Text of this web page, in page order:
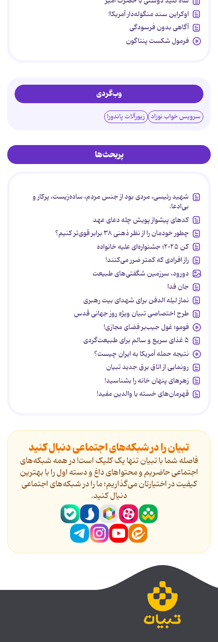
اوکراین سند منگوله‌دار آمریکا!
آگاهی بدون فرسودگی
فرمول شکست پنتاگون
وب‌گردی
سرویس خواب نوزاد زیورآلات پاندورا
پربحث‌ها
شهید رئیسی، مردی بود از جنس مردم، ساده‌زیست، پرکار و
بی‌ادعا.
کدهای پیشواز پویش چله دعای عهد
چطور خودمان را از نظر ذهنی ۳۸ برابر قوی‌تر کنیم؟
کن ۲۰۲۵؛ جشنواره‌ای علیه خانواده
راز افرادی که کمتر ضرر می‌کنند!
دورود، سرزمین شگفتی‌های طبیعت
جان فدا
نماز لیله الدفن برای شهدای بیت رهبری
طرح اختصاصی تبیان ویژه روز جهانی قدس
فومو؛ غول جیب‌بر فضای مجازی!
۵ غذای سریع و سالم برای طبیعت‌گردی
نتیجه حمله آمریکا به ایران چیست؟
رونمایی از اتاق برق جدید تبیان
زهرهای پنهان خانه را بشناسید!
قهرمان‌های خسته یا والدین مفید!
تبیان را در شبکه‌های اجتماعی دنبال کنید
فاصله شما با تبیان تنها یک کلیک است! در همه شبکه‌های
اجتماعی حاضریم و محتواهای داغ و دسته اول را با بهترین
کیفیت در اختیارتان می‌گذاریم؛ ما را در شبکه‌های اجتماعی
دنیال کنید.